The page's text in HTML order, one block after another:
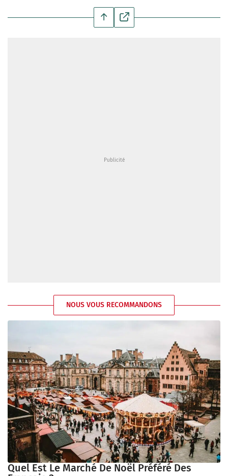
NOUS VOUS RECOMMANDONS
Quel Est Le Marché De Noël Préféré Des